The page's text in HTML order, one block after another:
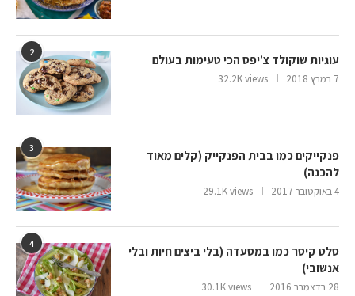
2
עוגיות שוקולד צ’יפס הכי טעימות בעולם
7 במרץ 2018 32.2K views
3
פנקייקים כמו בבית הפנקייק (קלים מאוד
להכנה)
4 באוקטובר 2017 29.1K views
4
סלט קיסר כמו במסעדה (בלי ביצים חיות ובלי
אנשובי)
28 בדצמבר 2016 30.1K views